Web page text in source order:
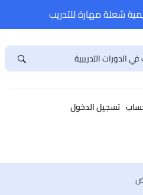
شعلة مهارة للتدريب
تسجيل الدخول